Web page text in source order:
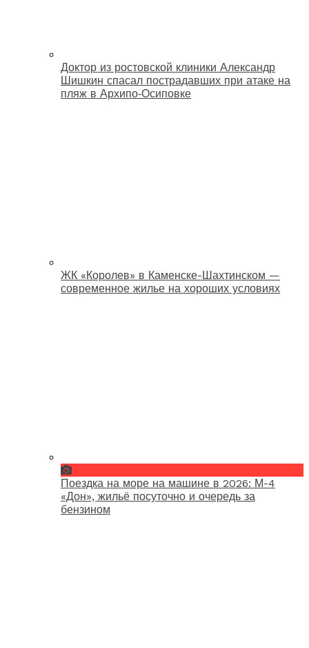
Доктор из ростовской клиники Александр
Шишкин спасал пострадавших при атаке на
пляж в Архипо‑Осиповке
ЖК «Королев» в Каменске-Шахтинском —
современное жилье на хороших условиях
Поездка на море на машине в 2026: М-4
«Дон», жильё посуточно и очередь за
бензином